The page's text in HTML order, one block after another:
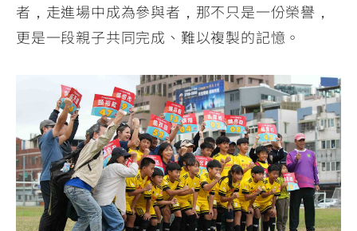
者，走進場中成為參與者，那不只是一份榮譽，
更是一段親子共同完成、難以複製的記憶。